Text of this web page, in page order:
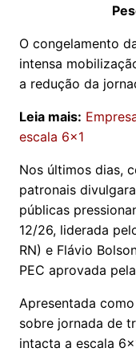
O congelamento
intensa
a redução da
Leia mais:
escala 6x1
Nos últimos dias,
patronais
públicas
12/26, liderada
RN) e Flávio
PEC aprovada
Apresentada
sobre jornada de
intacta a escala